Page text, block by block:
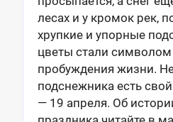
лесах и у кромок рек,
хрупкие и упорные
цветы стали
пробуждения жизни.
подснежника есть
— 19 апреля. Об